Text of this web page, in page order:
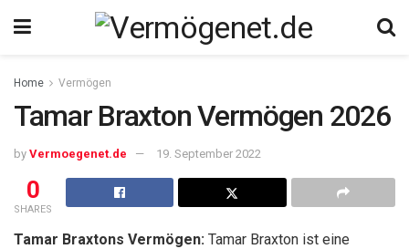
Home Vermögen
Tamar Braxton Vermögen 2026
by Vermoegenet.de 19. September 2022
0
SHARES
Tamar Braxtons Vermögen: Tamar Braxton ist eine